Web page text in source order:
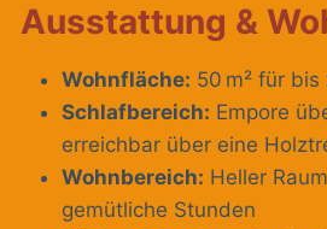
Ausstattung &
Wohnfläche: 50 m² für
Schlafbereich: Empore
erreichbar über eine
Wohnbereich: Heller
gemütliche Stunden